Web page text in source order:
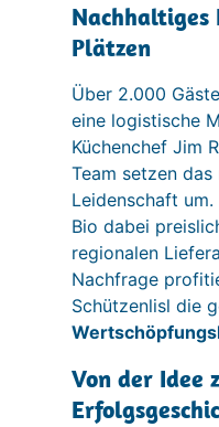
Plätzen
Über 2.000
eine logistische
Küchenchef Jim
Team setzen
Leidenschaft
Bio dabei
regionalen
Nachfrage
Schützenlisl die
Von der Idee